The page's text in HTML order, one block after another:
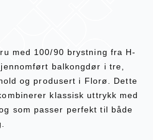
med 100/90 brystning fra H-
balkongdør i tre,
og produsert i Florø. Dette
klassisk uttrykk med
som passer perfekt til både